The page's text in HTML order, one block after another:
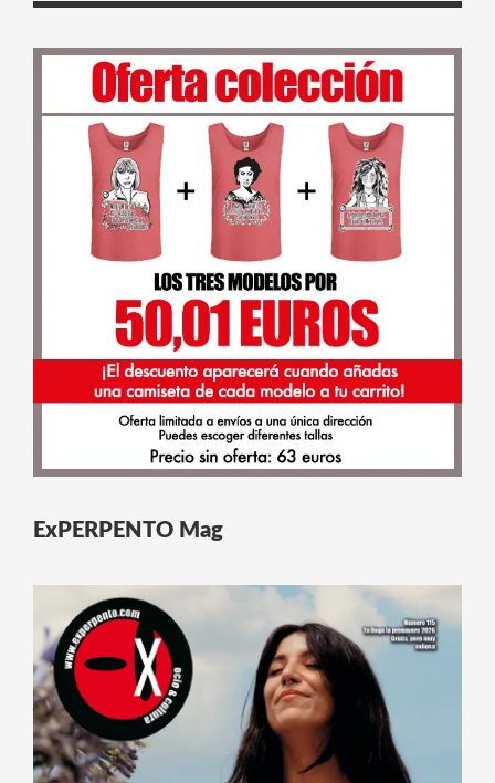
ExPERPENTO Mag